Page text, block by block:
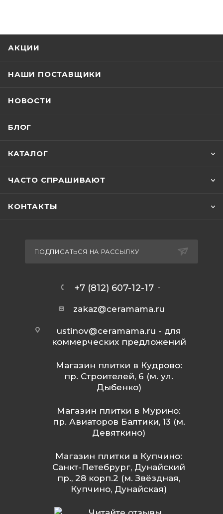
АКЦИИ
НАШИ ПОСТАВЩИКИ
НОВОСТИ
БЛОГ
КАТАЛОГ
ЧАСТО СПРАШИВАЮТ
КОНТАКТЫ
ПОДПИСАТЬСЯ НА РАССЫЛКУ
+7 (812) 607-12-17
zakaz@ceramama.ru
ustinov@ceramama.ru - для
коммерческих предложений
Магазин плитки в Кудрово:
пр. Строителей, 6 (м. ул.
Дыбенко)
Магазин плитки в Мурино:
пр. Авиаторов Балтики, 13 (м.
Девяткино)
Магазин плитки в Купчино:
Санкт-Петебрург, Дунайский
пр., 28 корп.2 (м. Звёздная,
Купчино, Дунайская)